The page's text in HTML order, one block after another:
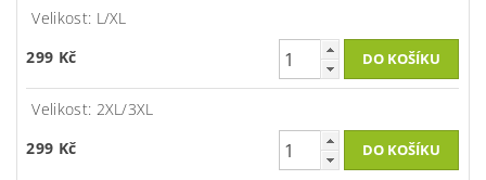
Velikost: L/XL
299 Kč
Velikost: 2XL/3XL
299 Kč